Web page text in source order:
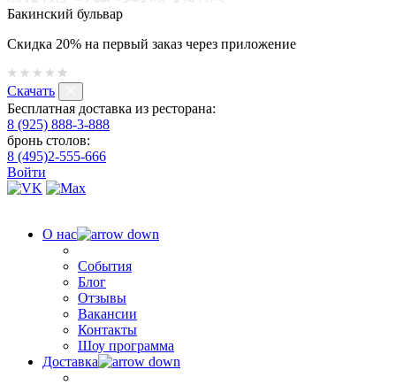
Бакинский бульвар
Скидка 20% на первый заказ через приложение
Скачать
Бесплатная доставка из ресторана:
8 (925) 888-3-888
бронь столов:
8 (495)2-555-666
Войти
О нас
События
Блог
Отзывы
Вакансии
Контакты
Шоу программа
Доставка